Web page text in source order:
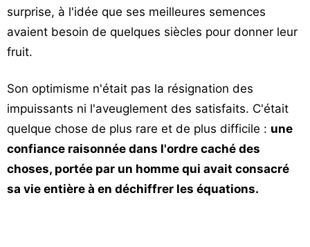
surprise, à l'idée que ses meilleures semences
avaient besoin de quelques siècles pour donner leur
fruit.
Son optimisme n'était pas la résignation des
impuissants ni l'aveuglement des satisfaits. C'était
quelque chose de plus rare et de plus difficile : une
confiance raisonnée dans l'ordre caché des
choses, portée par un homme qui avait consacré
sa vie entière à en déchiffrer les équations.